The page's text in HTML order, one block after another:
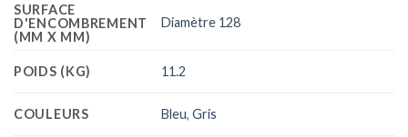
SURFACE
D'ENCOMBREMENT
(MM X MM)
Diamètre 128
POIDS (KG) 11.2
COULEURS Bleu,Gris